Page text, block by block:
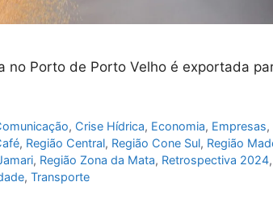
no Porto de Porto Velho é exportada
, Crise Hídrica, Economia, Empresas,
, Região Central, Região Cone Sul, Região
, Região Zona da Mata, Retrospectiva 2024,
, Transporte